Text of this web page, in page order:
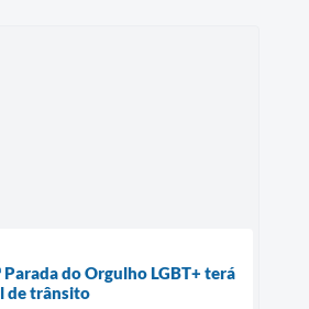
Parada do Orgulho LGBT+ terá
de trânsito